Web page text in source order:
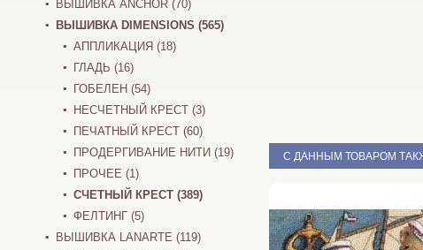
С ДАННЫМ ТОВАРОМ
ВЫШИВКА ANCHOR (70)
ВЫШИВКА DIMENSIONS (565)
АППЛИКАЦИЯ (18)
ГЛАДЬ (16)
ГОБЕЛЕН (54)
НЕСЧЕТНЫЙ КРЕСТ (3)
ПЕЧАТНЫЙ КРЕСТ (60)
ПРОДЕРГИВАНИЕ НИТИ (19)
ПРОЧЕЕ (1)
СЧЕТНЫЙ КРЕСТ (389)
ФЕЛТИНГ (5)
ВЫШИВКА LANARTE (119)